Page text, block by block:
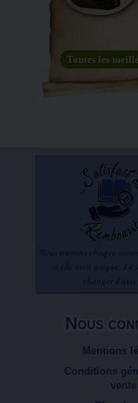
Toutes les
Nous
Mentions
Conditions
vente